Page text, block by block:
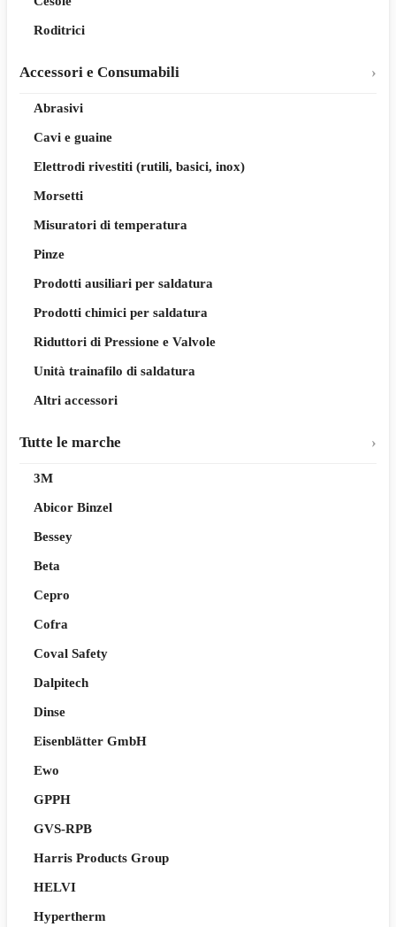
Roditrici
Accessori e Consumabili
Abrasivi
Cavi e guaine
Elettrodi rivestiti (rutili, basici, inox)
Morsetti
Misuratori di temperatura
Pinze
Prodotti ausiliari per saldatura
Prodotti chimici per saldatura
Riduttori di Pressione e Valvole
Unità trainafilo di saldatura
Altri accessori
Tutte le marche
3M
Abicor Binzel
Bessey
Beta
Cepro
Cofra
Coval Safety
Dalpitech
Dinse
Eisenblätter GmbH
Ewo
GPPH
GVS-RPB
Harris Products Group
HELVI
Hypertherm